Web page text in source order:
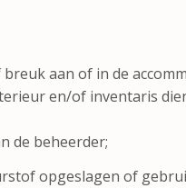
breuk aan of in de
en/of inventaris
de beheerder;
opgeslagen of